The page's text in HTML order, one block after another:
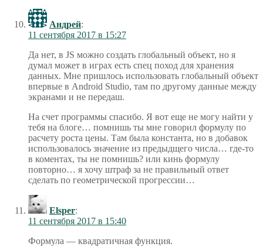
Андрей:
11 сентября 2017 в 15:27
Да нет, в JS можно создать глобальный объект, но я
думал может в играх есть спец поход для хранения
данных. Мне пришлось использовать глобальный объект
впервые в Android Studio, там по другому данные между
экранами и не передаш.
На счет программы спасибо. Я вот еще не могу найти у
тебя на блоге… помнишь ты мне говорил формулу по
расчету роста цены. Там была константа, но в добавок
использовалось значение из предыдщего числа… где-то
в коментах, ты не помнишь? или кинь формулу
повторно… я хочу штраф за не правильный ответ
сделать по геометрической прогрессии…
Elsper:
11 сентября 2017 в 15:40
Формула — квадратичная функция.